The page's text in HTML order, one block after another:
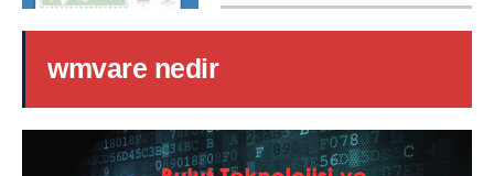
wmvare nedir